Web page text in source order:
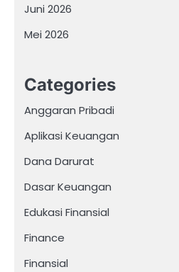
Juni 2026
Mei 2026
Categories
Anggaran Pribadi
Aplikasi Keuangan
Dana Darurat
Dasar Keuangan
Edukasi Finansial
Finance
Finansial